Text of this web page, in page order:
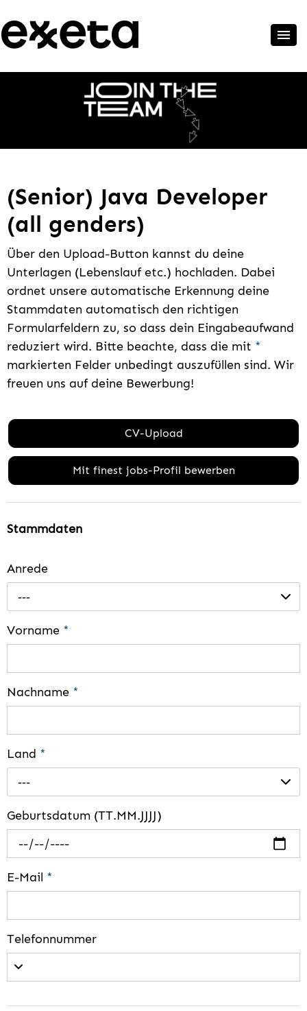
(Senior) Java Developer
(all genders)
Über den Upload-Button kannst du deine
Unterlagen (Lebenslauf etc.) hochladen. Dabei
ordnet unsere automatische Erkennung deine
Stammdaten automatisch den richtigen
Formularfeldern zu, so dass dein Eingabeaufwand
reduziert wird. Bitte beachte, dass die mit *
markierten Felder unbedingt auszufüllen sind. Wir
freuen uns auf deine Bewerbung!
CV-Upload
Mit finest jobs-Profil bewerben
Stammdaten
Anrede
---
Vorname *
Nachname *
Land *
---
Geburtsdatum (TT.MM.JJJJ)
E-Mail *
Telefonnummer